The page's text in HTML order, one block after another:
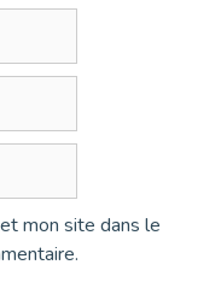
mon site dans le